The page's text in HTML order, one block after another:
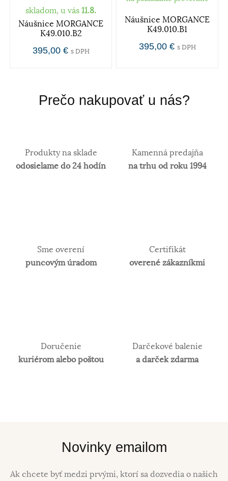
skladom, u vás 11.8.
Náušnice MORGANCE
K49.010.B2
395,00 € s DPH
Náušnice MORGANCE
K49.010.B1
395,00 € s DPH
Prečo nakupovať u nás?
Produkty na sklade
odosielame do 24 hodín
Kamenná predajňa
na trhu od roku 1994
Sme overení
puncovým úradom
Certifikát
overené zákazníkmi
Doručenie
kuriérom alebo poštou
Darčekové balenie
a darček zdarma
Novinky emailom
Ak chcete byť medzi prvými, ktorí sa dozvedia o našich